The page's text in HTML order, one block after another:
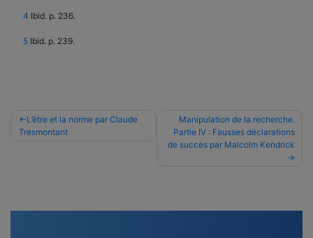
4 Ibid. p. 236.
5 Ibid. p. 239.
Navigation
de
L’être et la norme par Claude
Tresmontant
Manipulation de la recherche.
Partie IV : Fausses déclarations
de succès par Malcolm Kendrick